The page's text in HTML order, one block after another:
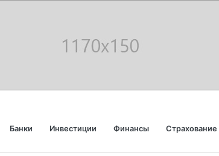
Банки Инвестиции Финансы Страхование